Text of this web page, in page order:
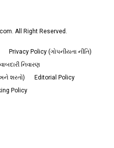
All Right Reserved.
Privacy Policy (ગોપનીયતા નીતિ)
નિવારણ
શરતો)
Editorial Policy
Policy